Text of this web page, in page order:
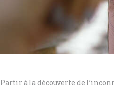
Partir à la découverte de